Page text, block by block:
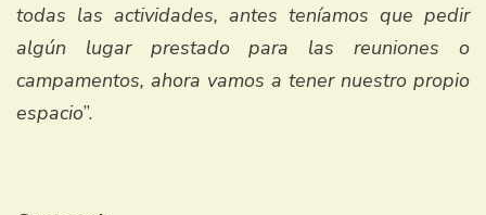
todas las actividades, antes teníamos que pedir
algún lugar prestado para las reuniones o
campamentos, ahora vamos a tener nuestro propio
espacio”.